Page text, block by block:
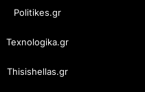
Politikes.gr
Texnologika.gr
Thisishellas.gr